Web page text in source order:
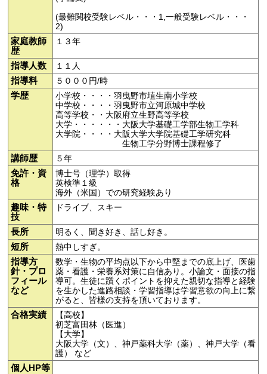
(最難関校受験レベル・・・1,一般受験レベル・・・
2)
家庭教師
歴
１３年
指導人数 １１人
指導料 ５０００円/時
学歴
小学校・・・・羽曳野市埴生南小学校
中学校・・・・羽曳野市立河原城中学校
高等学校・・大阪府立生野高等学校
大学・・・・・・大阪大学基礎工学部生物工学科
大学院・・・・大阪大学大学院基礎工学研究科
生物工学分野博士課程修了
講師歴 ５年
免許・資
格
博士号（理学）取得
英検準１級
海外（米国）での研究経験あり
趣味・特
技
ドライブ、スキー
長所 明るく、聞き好き、話し好き。
短所 熱中しすぎ。
指導方
針・プロ
フィール
など
数学・生物の平均点以下から中堅までの底上げ、医歯
薬・看護・栄養系対策に自信あり。小論文・面接の指
導可。生徒に躓くポイントを抑えた親切な指導と経験
を生かした進路相談・学習指導は学習意欲の向上に繋
がると、皆様の支持を頂いております。
合格実績
【高校】
初芝富田林（医進）
【大学】
大阪大学（文）、神戸薬科大学（薬）、神戸大学（看
護） など
個人HP等